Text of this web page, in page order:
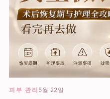
피부 관리 5월 22일